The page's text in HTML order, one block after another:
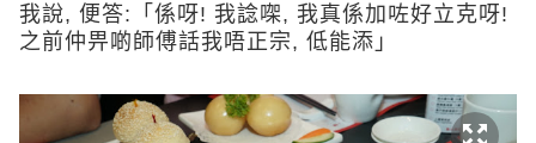
我說, 便答:「係呀! 我諗㗎, 我真係加咗好立克呀!
之前仲畀啲師傅話我唔正宗, 低能添」